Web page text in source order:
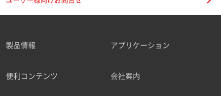
製品情報 アプリケーション
便利コンテンツ 会社案内